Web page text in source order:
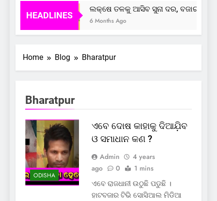
HEADLINES
ଲକ୍ଷେ ତଳକୁ ଆସିବ ସୁନା ଦର, ବଜାର
6 Months Ago
Home Blog Bharatpur
Bharatpur
ODISHA
ଏବେ ଦୋଷ କାହାକୁ ଦିଆଯ଼ିବ
ଓ ସମାଧାନ କଣ ?
Admin
4 years
ago
0 1 mins
ଏବେ ରାଜଧାନୀ ଉଠୁଛି ପଡୁଛି ।
ହାଟବଜାର ଟିଭି ସୋସିଆଲ ମିଡିଆ